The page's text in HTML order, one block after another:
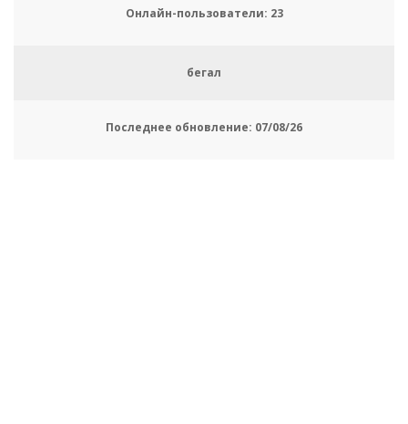
Онлайн-пользователи: 23
бегал
Последнее обновление: 07/08/26